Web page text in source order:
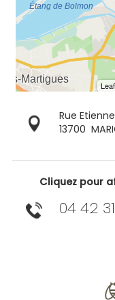
Rue
13700
Cliquez pour
04 42 31